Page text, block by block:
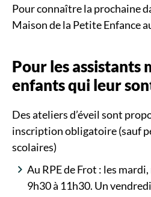
Pour connaître la prochaine
Maison de la Petite Enfance
Pour les assistants
enfants qui leur
Des ateliers d’éveil sont
inscription obligatoire (sauf
scolaires)
Au RPE de Frot : les
9h30 à 11h30. Un